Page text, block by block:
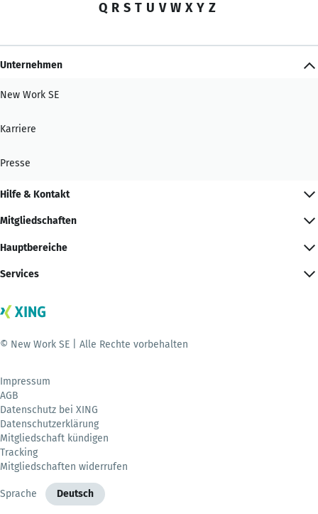
Q R S T U V W X Y Z
Unternehmen
New Work SE
Karriere
Presse
Hilfe & Kontakt
Mitgliedschaften
Hauptbereiche
Services
© New Work SE | Alle Rechte vorbehalten
Impressum
AGB
Datenschutz bei XING
Datenschutzerklärung
Mitgliedschaft kündigen
Tracking
Mitgliedschaften widerrufen
Sprache Deutsch